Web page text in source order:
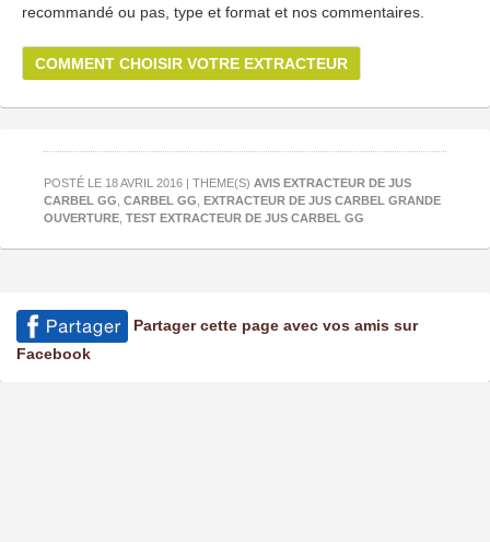
recommandé ou pas, type et format et nos commentaires.
COMMENT CHOISIR VOTRE EXTRACTEUR
POSTÉ LE 18 AVRIL 2016 | THEME(S) AVIS EXTRACTEUR DE JUS
CARBEL GG CARBEL GG EXTRACTEUR DE JUS CARBEL GRANDE
OUVERTURE TEST EXTRACTEUR DE JUS CARBEL GG
Partager cette page avec vos amis sur
Facebook